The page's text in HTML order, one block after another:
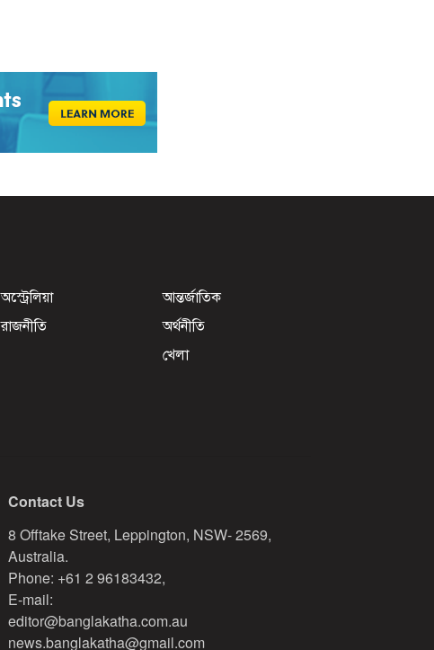
অস্ট্রেলিয়া
আন্তর্জাতিক
রাজনীতি
অর্থনীতি
খেলা
Contact Us
8 Offtake Street, Leppington, NSW- 2569,
Australia.
Phone: +61 2 96183432,
E-mail:
editor@banglakatha.com.au
news.banglakatha@gmail.com